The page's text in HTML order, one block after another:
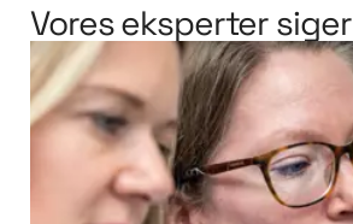
Vores eksperter siger